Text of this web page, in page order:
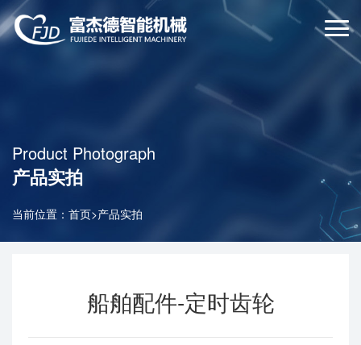
Product Photograph
产品实拍
当前位置： 首页>产品实拍
船舶配件-定时齿轮